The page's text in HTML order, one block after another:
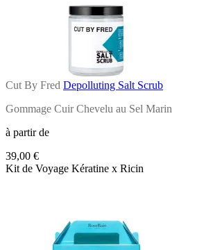
Cut By Fred Depolluting Salt Scrub
Gommage Cuir Chevelu au Sel Marin
à partir de
39,00 €
Kit de Voyage Kératine x Ricin